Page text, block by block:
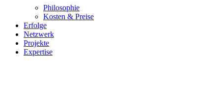
Philosophie
Kosten & Preise
Erfolge
Netzwerk
Projekte
Expertise